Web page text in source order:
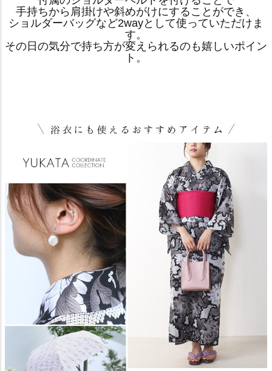
手持ちから肩掛けや斜めがけにすることができ、
ショルダーバッグなど2wayとして使っていただけま
す。
その日の気分で持ち方が変えられるのも嬉しいポイン
ト。